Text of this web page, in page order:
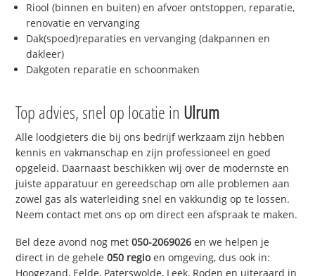
Riool (binnen en buiten) en afvoer ontstoppen, reparatie,
renovatie en vervanging
Dak(spoed)reparaties en vervanging (dakpannen en
dakleer)
Dakgoten reparatie en schoonmaken
Top advies, snel op locatie in Ulrum
Alle loodgieters die bij ons bedrijf werkzaam zijn hebben
kennis en vakmanschap en zijn professioneel en goed
opgeleid. Daarnaast beschikken wij over de modernste en
juiste apparatuur en gereedschap om alle problemen aan
zowel gas als waterleiding snel en vakkundig op te lossen.
Neem contact met ons op om direct een afspraak te maken.
Bel deze avond nog met050-2069026 en we helpen je
direct in de gehele050 regioen omgeving, dus ook in:
Hoogezand, Eelde, Paterswolde, Leek, Roden en uiteraard in